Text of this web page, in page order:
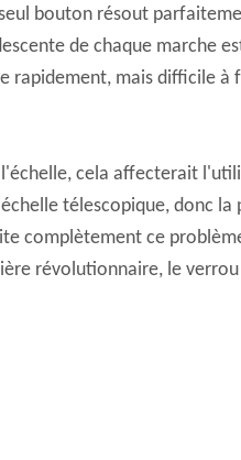
bouton résout
de chaque marche
rapidement, mais difficile
cela affecterait
télescopique, donc
complètement ce
révolutionnaire, le